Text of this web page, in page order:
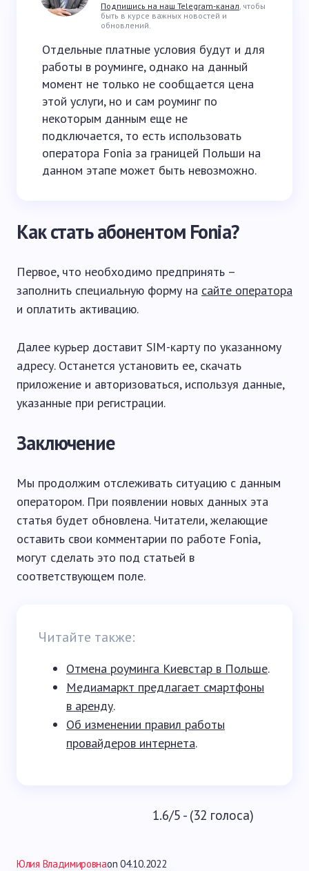
Подпишись на наш Telegram-канал, чтобы
быть в курсе важных новостей и
обновлений.
Отдельные платные условия будут и для
работы в роуминге, однако на данный
момент не только не сообщается цена
этой услуги, но и сам роуминг по
некоторым данным еще не
подключается, то есть использовать
оператора Fonia за границей Польши на
данном этапе может быть невозможно.
Как стать абонентом Fonia?
Первое, что необходимо предпринять –
заполнить специальную форму на сайте оператора
и оплатить активацию.
Далее курьер доставит SIM-карту по указанному
адресу. Останется установить ее, скачать
приложение и авторизоваться, используя данные,
указанные при регистрации.
Заключение
Мы продолжим отслеживать ситуацию с данным
оператором. При появлении новых данных эта
статья будет обновлена. Читатели, желающие
оставить свои комментарии по работе Fonia,
могут сделать это под статьей в
соответствующем поле.
Читайте также:
Отмена роуминга Киевстар в Польше.
Медиамаркт предлагает смартфоны
в аренду.
Об изменении правил работы
провайдеров интернета.
1.6/5 - (32 голоса)
Юлия Владимировнаon 04.10.2022